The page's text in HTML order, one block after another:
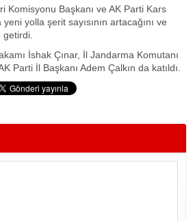
Komisyonu Başkanı ve AK Parti Kars
yolla şerit sayısının artacağını ve
getirdi.
İshak Çınar, İl Jandarma Komutanı
Parti İl Başkanı Adem Çalkın da katıldı.